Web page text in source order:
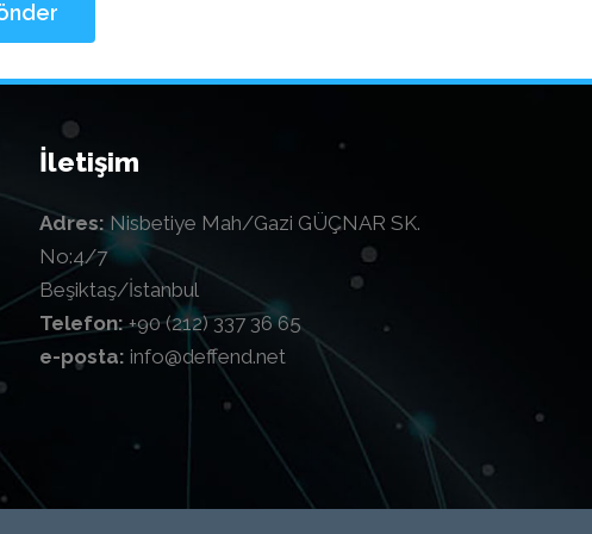
İletişim
Adres: Nisbetiye Mah/Gazi GÜÇNAR SK.
No:4/7
Beşiktaş/İstanbul
Telefon:+90 (212) 337 36 65
e-posta: info@deffend.net